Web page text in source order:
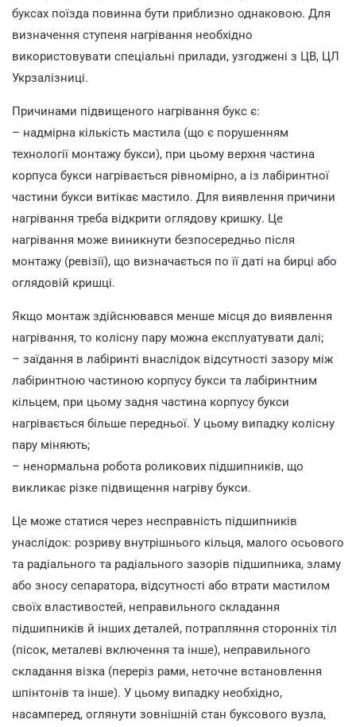
буксах поїзда повинна бути приблизно однаковою. Для
визначення ступеня нагрівання необхідно
використовувати спеціальні прилади, узгоджені з ЦВ, ЦЛ
Укрзалізниці.
Причинами підвищеного нагрівання букс є:
– надмірна кількість мастила (що є порушенням
технології монтажу букси), при цьому верхня частина
корпуса букси нагрівається рівномірно, а із лабіринтної
частини букси витікає мастило. Для виявлення причини
нагрівання треба відкрити оглядову кришку. Це
нагрівання може виникнути безпосередньо після
монтажу (ревізії), що визначається по її даті на бирці або
оглядовій кришці.
Якщо монтаж здійснювався менше місця до виявлення
нагрівання, то колісну пару можна експлуатувати далі;
– заїдання в лабіринті внаслідок відсутності зазору між
лабіринтною частиною корпусу букси та лабіринтним
кільцем, при цьому задня частина корпусу букси
нагрівається більше передньої. У цьому випадку колісну
пару міняють;
– ненормальна робота роликових підшипників, що
викликає різке підвищення нагріву букси.
Це може статися через несправність підшипників
унаслідок: розриву внутрішнього кільця, малого осьового
та радіального та радіального зазорів підшипника, зламу
або зносу сепаратора, відсутності або втрати мастилом
своїх властивостей, неправильного складання
підшипників й інших деталей, потрапляння сторонніх тіл
(пісок, металеві включення та інше), неправильного
складання візка (переріз рами, неточне встановлення
шпінтонів та інше). У цьому випадку необхідно,
насамперед, оглянути зовнішній стан буксового вузла,